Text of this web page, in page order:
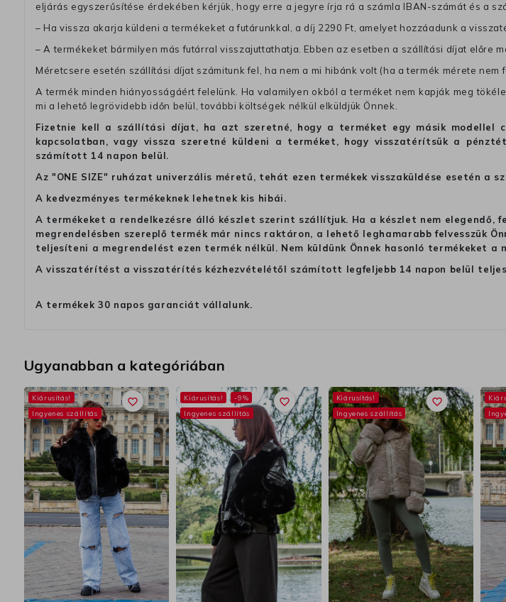
eljárás egyszerűsítése érdekében kérjük, hogy erre a jegyre írja rá a számla IBAN-számát és a
– Ha vissza akarja küldeni a termékeket a futárunkkal, a díj 2290 Ft, amelyet hozzáadunk a
– A termékeket bármilyen más futárral visszajuttathatja. Ebben az esetben a szállítási díjat előre
Méretcsere esetén szállítási díjat számitunk fel, ha nem a mi hibánk volt (ha a termék mérete nem
A termék minden hiányosságáért felelünk. Ha valamilyen okból a terméket nem kapják meg
mi a lehető legrövidebb időn belül, további költségek nélkül elküldjük Önnek.
Fizetnie kell a szállítási díjat, ha azt szeretné, hogy a terméket egy másik modellel
kapcsolatban, vagy vissza szeretné küldeni a terméket, hogy visszatérítsük a
számított 14 napon belül.
Az "ONE SIZE" ruházat univerzális méretű, tehát ezen termékek visszaküldése esetén a
A kedvezményes termékeknek lehetnek kis hibái.
A termékeket a rendelkezésre álló készlet szerint szállítjuk. Ha a készlet nem elegendő,
megrendelésben szereplő termék már nincs raktáron, a lehető leghamarabb felvesszük
teljesíteni a megrendelést ezen termék nélkül. Nem küldünk Önnek hasonló termékeket a
A visszatérítést a visszatérítés kézhezvételétől számított legfeljebb 14 napon belül
A termékek 30 napos garanciát vállalunk.
Ugyanabban a kategóriában
favorite_border
Kiárusítás!
Ingyenes szállítás
favorite_border
Kiárusítás!
-9%
Ingyenes szállítás
favorite_border
Kiárusítás!
Ingyenes szállítás